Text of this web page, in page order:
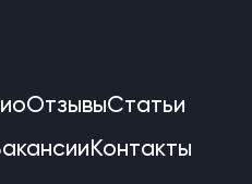
ОтзывыСтатьи
Контакты